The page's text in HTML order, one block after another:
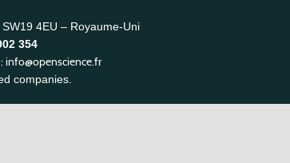
4EU – Royaume-Uni
354
info@openscience.fr
companies.